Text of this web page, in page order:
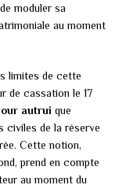
moduler sa
au moment
limites de cette
de cassation le 17
autrui que
civiles de la réserve
Cette notion,
prend en compte
au moment du